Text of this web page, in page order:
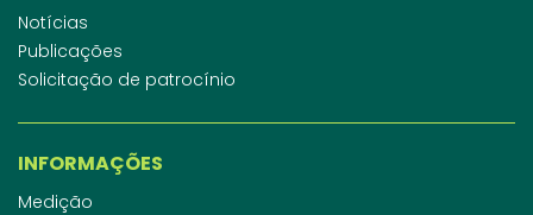
Notícias
Publicações
Solicitação de patrocínio
INFORMAÇÕES
Medição